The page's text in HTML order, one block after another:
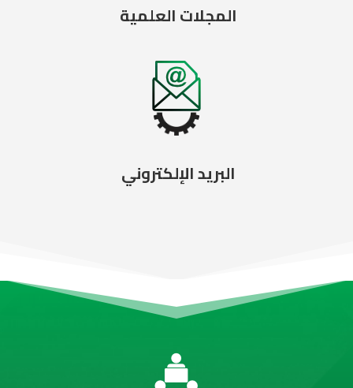
البريد الإلكتروني
المجلات العلمية